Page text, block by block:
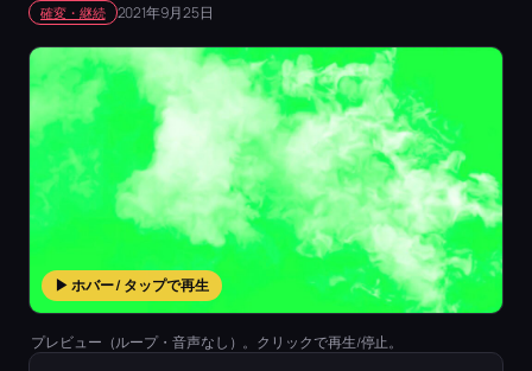
確変・継続 2021年9月25日
▶ ホバー / タップで再生
プレビュー（ループ・音声なし）。クリックで再生/停止。